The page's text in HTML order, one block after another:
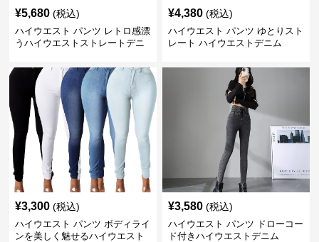
¥5,680 (税込)
ハイウエスト パンツ レトロ感漂
うハイウエストストレートデニ
¥4,380 (税込)
ハイウエスト パンツ ゆとりスト
レート ハイウエストデニム
¥3,300 (税込)
ハイウエスト パンツ ボディライ
ンを美しく魅せるハイウエスト
¥3,580 (税込)
ハイウエスト パンツ ドローコー
ド付きハイウエストデニム